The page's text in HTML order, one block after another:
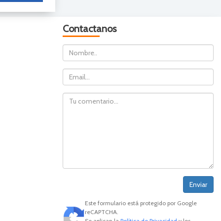
Contactanos
Nombre
Email
Comentario
Este formulario está protegido por Google
reCAPTCHA.